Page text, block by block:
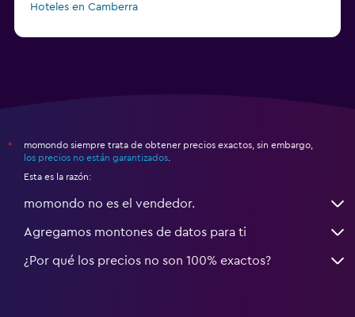
Hoteles en Camberra
*
momondo siempre trata de obtener precios exactos, sin embargo,
los precios no están garantizados
Esta es la razón:
momondo no es el vendedor.
Agregamos montones de datos para ti
¿Por qué los precios no son 100% exactos?